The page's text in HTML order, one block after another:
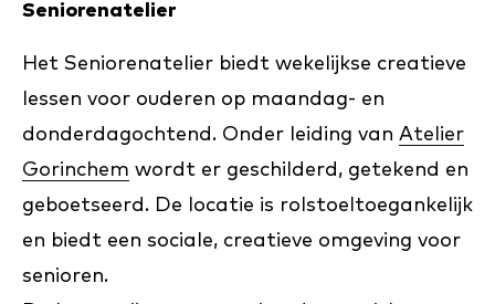
Seniorenatelier
Het Seniorenatelier biedt wekelijkse creatieve
lessen voor ouderen op maandag- en
donderdagochtend. Onder leiding van Atelier
Gorinchem wordt er geschilderd, getekend en
geboetseerd. De locatie is rolstoeltoegankelijk
en biedt een sociale, creatieve omgeving voor
senioren.